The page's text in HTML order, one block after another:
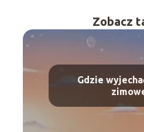
Zobacz
Gdzie